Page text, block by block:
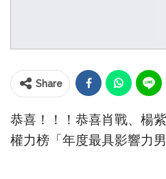
Share
恭喜！！！恭喜肖戰、楊
權力榜「年度最具影響力